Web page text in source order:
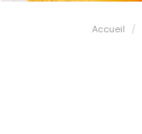
Accueil